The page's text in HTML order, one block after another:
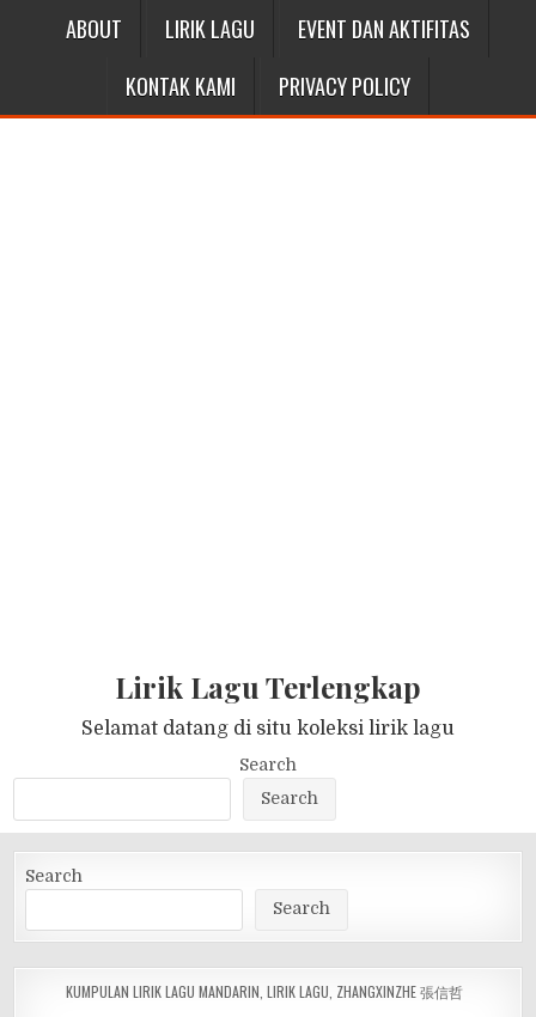
ABOUT LIRIK LAGU
EVENT DAN AKTIFITAS
KONTAK KAMI
PRIVACY POLICY
Lirik Lagu Terlengkap
Selamat datang di situ koleksi lirik lagu
Search
Search
Search
Search
POSTED
KUMPULAN LIRIK LAGU MANDARIN LIRIK LAGU ZHANGXINZHE 張信哲